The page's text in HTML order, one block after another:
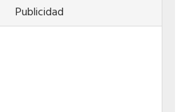
Publicidad